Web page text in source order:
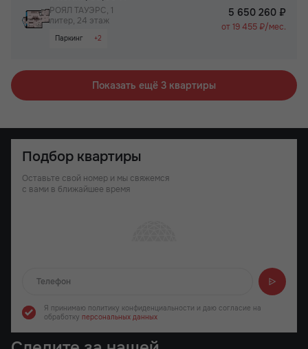
РОЯЛ ТАУЭРС, 1
литер, 24 этаж
+2
Паркинг
5 650 260 ₽
от 19 455 ₽/мес.
Показать ещё 3 квартиры
Подбор квартиры
Оставьте свой номер и мы свяжемся
с вами в ближайшее время
Я принимаю политику конфиденциальности и даю согласие на
обработку персональных данных